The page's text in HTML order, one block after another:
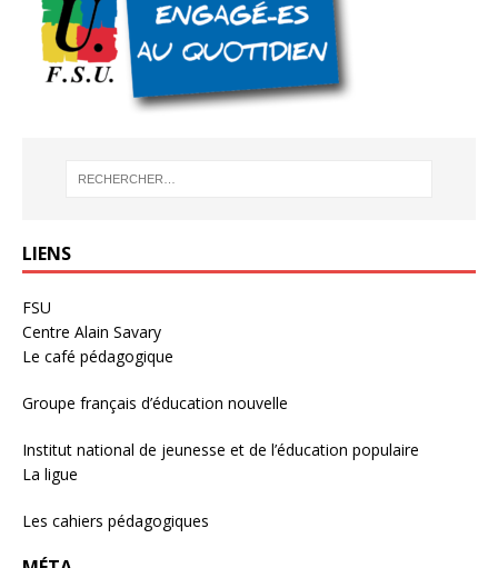
LIENS
FSU
Centre Alain Savary
Le café pédagogique
Groupe français d’éducation nouvelle
Institut national de jeunesse et de l’éducation populaire
La ligue
Les cahiers pédagogiques